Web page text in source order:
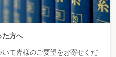
た方へ
て皆様のご要望をお寄せくだ